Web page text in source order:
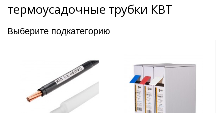
термоусадочные трубки КВТ
Выберите подкатегорию